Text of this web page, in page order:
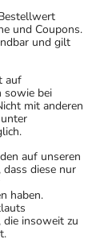
und Coupons.
und gilt
auf
sowie bei
mit anderen
auf unseren
diese nur
haben.
insoweit zu